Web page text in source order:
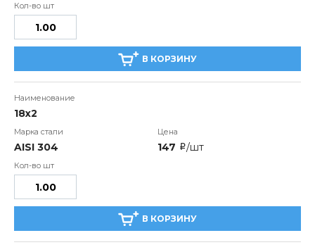
В КОРЗИНУ
18х2
AISI 304 147 i/шт
В КОРЗИНУ